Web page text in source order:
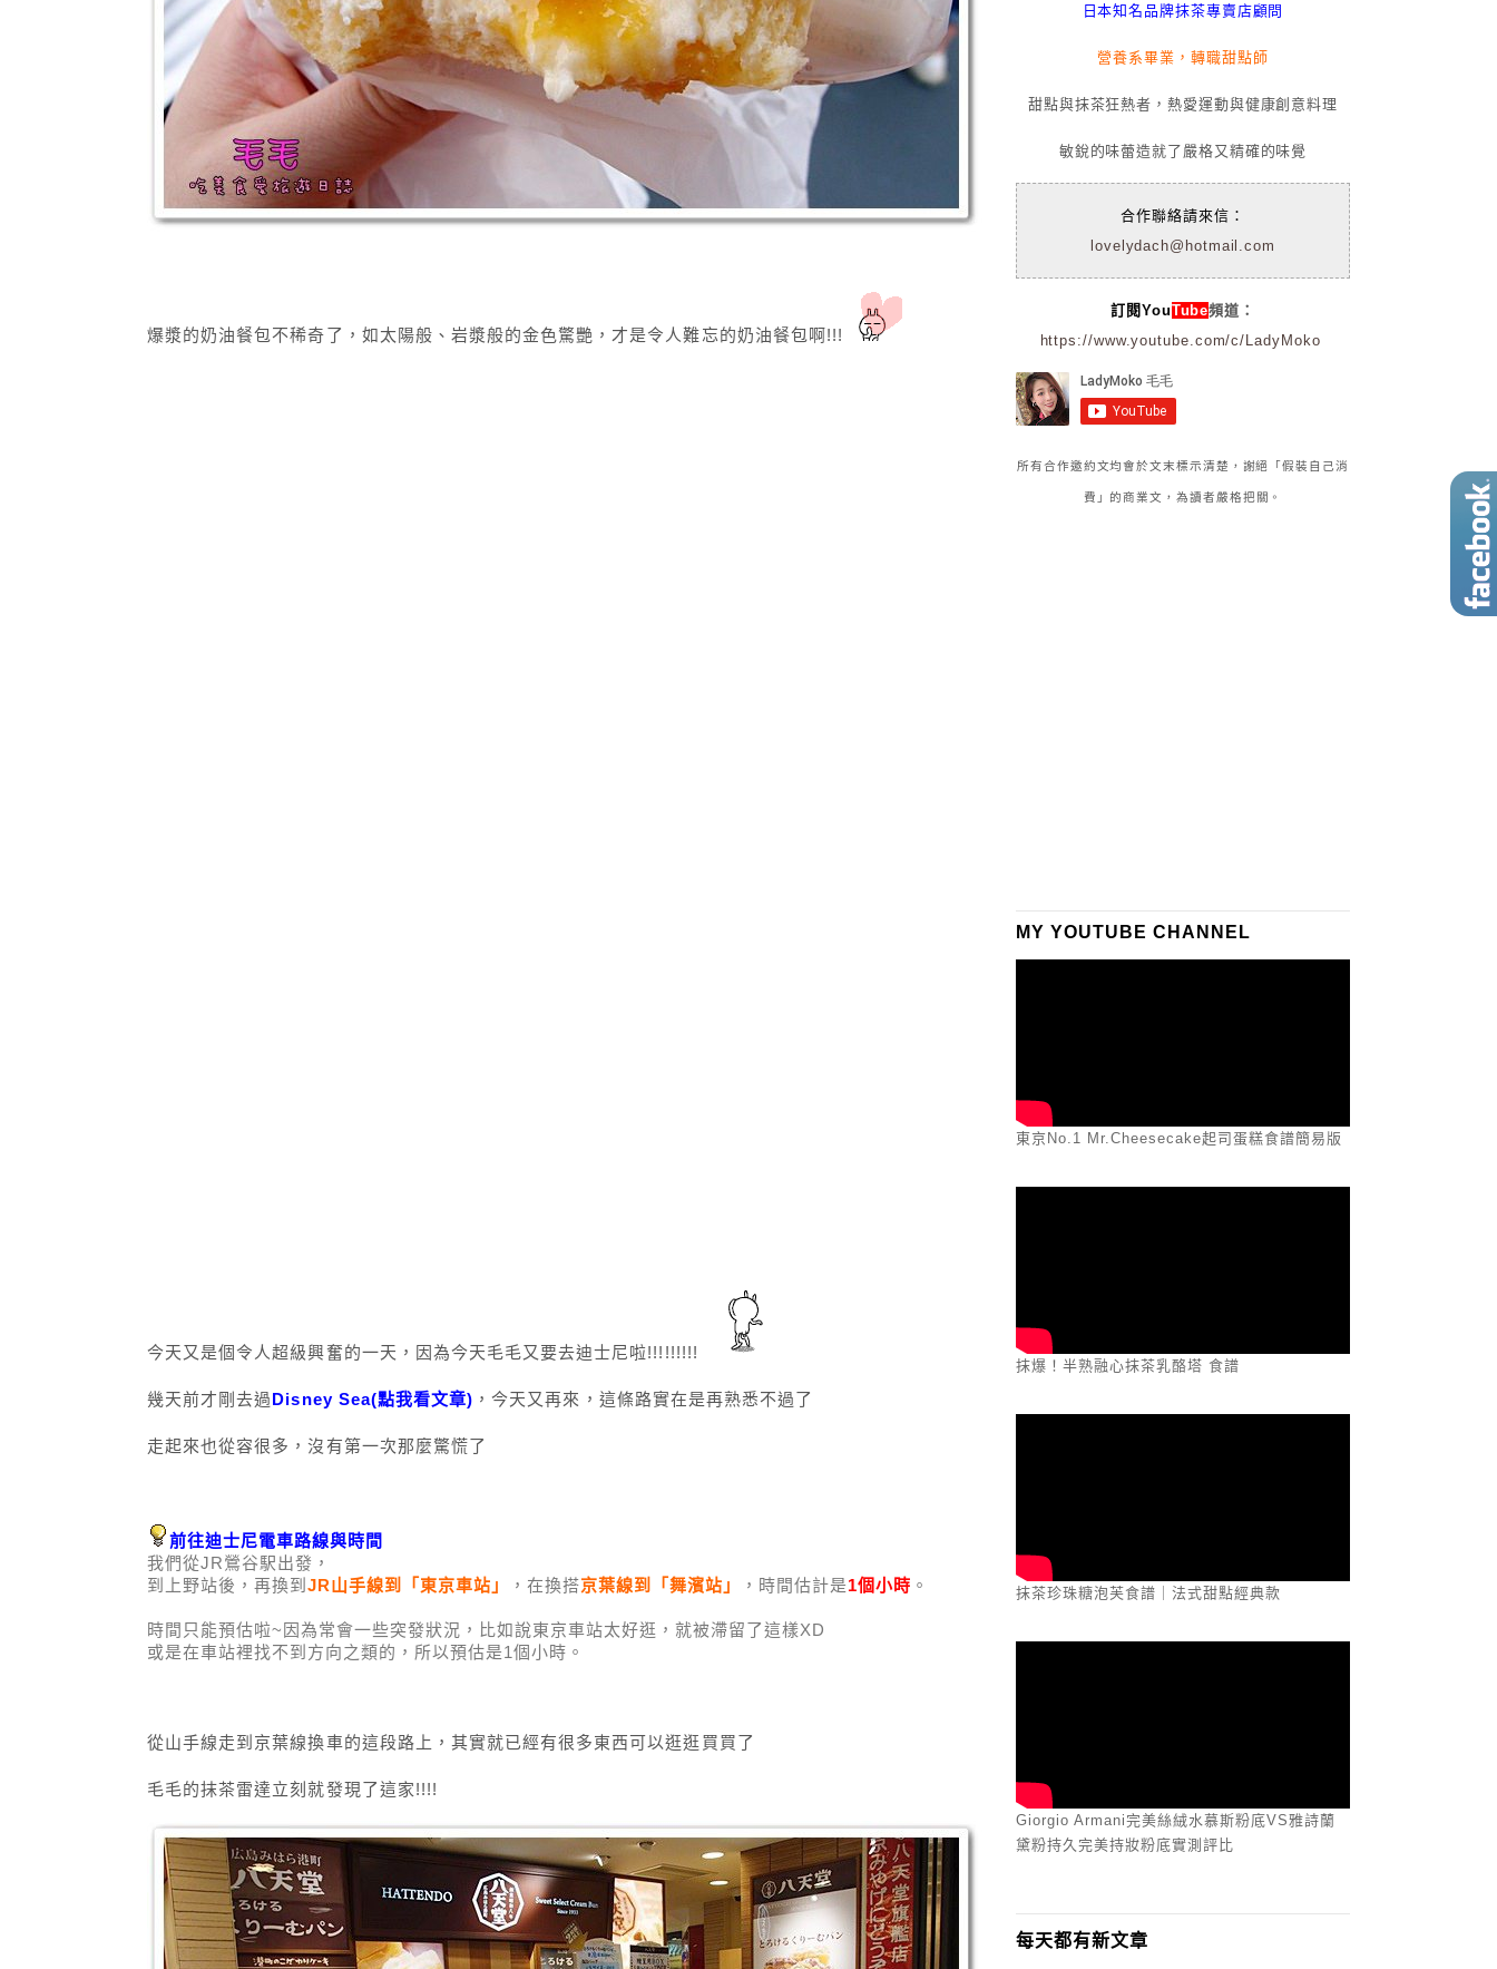
爆漿的奶油餐包不稀奇了，如太陽般、岩漿般的金色驚艷，才是令人難忘的奶油餐包啊!!!
今天又是個令人超級興奮的一天，因為今天毛毛又要去迪士尼啦!!!!!!!!!
幾天前才剛去過Disney Sea(點我看文章) ，今天又再來，這條路實在是再熟悉不過了
走起來也從容很多，沒有第一次那麼驚慌了
前往迪士尼電車路線與時間
我們從JR鶯谷駅出發，
到上野站後，再換到 JR山手線到「東京車站」 ，在換搭京葉線到「舞濱站」 ，時間估計是1個小時 。
時間只能預估啦~因為常會一些突發狀況，比如說東京車站太好逛，就被滯留了這樣XD
或是在車站裡找不到方向之類的，所以預估是1個小時。
從山手線走到京葉線換車的這段路上，其實就已經有很多東西可以逛逛買買了
毛毛的抹茶雷達立刻就發現了這家!!!!
日本知名品牌抹茶專賣店顧問
營養系畢業，轉職甜點師
甜點與抹茶狂熱者，熱愛運動與健康創意料理
敏銳的味蕾造就了嚴格又精確的味覺
合作聯絡請來信：
lovelydach@hotmail.com
訂閱YouTube頻道：
https://www.youtube.com/c/LadyMoko
所有合作邀約文均會於文末標示清楚，謝絕「假裝自己消
費」的商業文，為讀者嚴格把關。
MY YOUTUBE CHANNEL
東京No.1 Mr.Cheesecake起司蛋糕食譜簡易版
抹爆！半熟融心抹茶乳酪塔 食譜
抹茶珍珠糖泡芙食譜｜法式甜點經典款
Giorgio Armani完美絲絨水慕斯粉底VS雅詩蘭
黛粉持久完美持妝粉底實測評比
每天都有新文章